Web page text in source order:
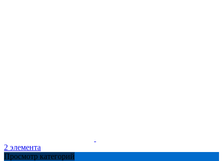
2 элемента
Просмотр категорий